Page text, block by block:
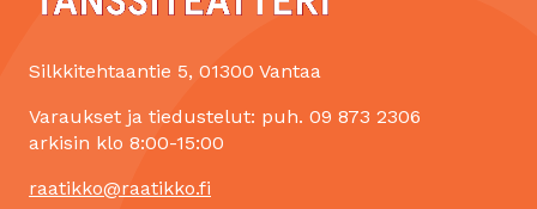
Silkkitehtaantie 5, 01300 Vantaa
Varaukset ja tiedustelut: puh. 09 873 2306
arkisin klo 8:00-15:00
raatikko@raatikko.fi